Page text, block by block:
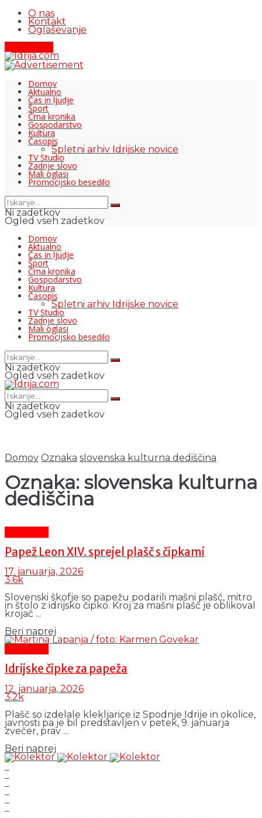
O nas
Kontakt
Oglaševanje
Domov
Aktualno
Čas in ljudje
Šport
Črna kronika
Gospodarstvo
Kultura
Časopis
Spletni arhiv Idrijske novice
TV Studio
Zadnje slovo
Mali oglasi
Promocijsko besedilo
Ni zadetkov
Ogled vseh zadetkov
Domov
Aktualno
Čas in ljudje
Šport
Črna kronika
Gospodarstvo
Kultura
Časopis
Spletni arhiv Idrijske novice
TV Studio
Zadnje slovo
Mali oglasi
Promocijsko besedilo
Ni zadetkov
Ogled vseh zadetkov
Ni zadetkov
Ogled vseh zadetkov
Domov Oznaka slovenska kulturna dediščina
Oznaka: slovenska kulturna
dediščina
Papež Leon XIV. sprejel plašč s čipkami
17. januarja, 2026
3.6k
Slovenski škofje so papežu podarili mašni plašč, mitro
in štolo z idrijsko čipko. Kroj za mašni plašč je oblikoval
krojač ...
Beri naprej
Idrijske čipke za papeža
12. januarja, 2026
3.2k
Plašč so izdelale klekljarice iz Spodnje Idrije in okolice,
javnosti pa je bil predstavljen v petek, 9. januarja
zvečer, prav ...
Beri naprej